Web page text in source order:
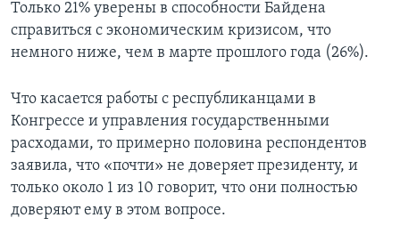
Только 21% уверены в способности Байдена
справиться с экономическим кризисом, что
немного ниже, чем в марте прошлого года (26%).
Что касается работы с республиканцами в
Конгрессе и управления государственными
расходами, то примерно половина респондентов
заявила, что «почти» не доверяет президенту, и
только около 1 из 10 говорит, что они полностью
доверяют ему в этом вопросе.